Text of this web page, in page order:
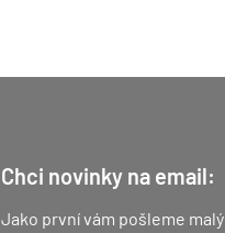
Chci novinky na email:
Jako první vám pošleme